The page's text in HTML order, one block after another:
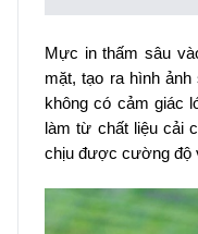
Mực in thấm sâu
mặt, tạo ra hình
không có cảm giác
làm từ chất liệu cải
chịu được cường độ